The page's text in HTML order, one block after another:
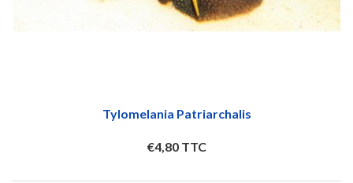
Tylomelania Patriarchalis
€4,80 TTC